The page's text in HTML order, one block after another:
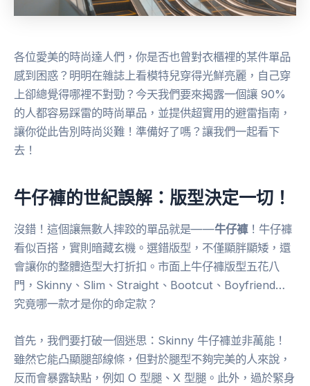
各位愛美的時尚達人們，你是否也曾對衣櫃裡的某件單品
感到困惑？明明在雜誌上看模特兒穿得光鮮亮麗，自己穿
上卻總覺得哪裡不對勁？今天我們要來揭露一個讓 90%
的人都容易踩雷的時尚單品，並提供超實用的避雷指南，
讓你從此告別時尚災難！準備好了嗎？讓我們一起看下
去！
牛仔褲的世紀誤解：版型決定一切！
沒錯！這個讓無數人摔跤的單品就是——牛仔褲！牛仔褲
看似百搭，實則暗藏玄機。選錯版型，不僅顯胖顯矮，還
會讓你的整體造型大打折扣。市面上牛仔褲版型五花八
門，Skinny、Slim、Straight、Bootcut、Boyfriend…
究竟哪一款才是你的命定款？
首先，我們要打破一個迷思：Skinny 牛仔褲並非萬能！
雖然它能凸顯腿部線條，但對於腿型不夠完美的人來說，
反而會暴露缺點，例如 O 型腿、X 型腿。此外，過於緊身